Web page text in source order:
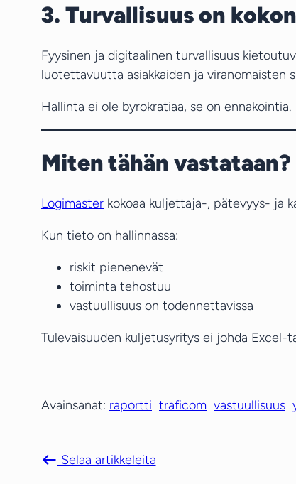
3. Turvallisuus on
Fyysinen ja digitaalinen turvallisuus
luotettavuutta asiakkaiden ja viranomaisten
Hallinta ei ole byrokratiaa, se on ennakointia.
Miten tähän vastataan?
Logimaster kokoaa kuljettaja-, pätevyys- ja
Kun tieto on hallinnassa:
riskit pienenevät
toiminta tehostuu
vastuullisuus on todennettavissa
Tulevaisuuden kuljetusyritys ei johda Excel-
Avainsanat: raportti traficom vastuullisuus
Selaa artikkeleita